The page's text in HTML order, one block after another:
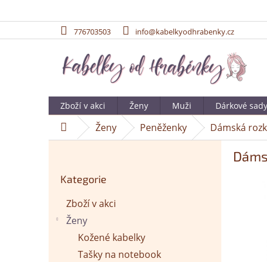
776703503 info@kabelkyodhrabenky.cz
Zboží v akci Ženy Muži Dárkové sady
DomůŽeny Peněženky Dámská
kategorie
Kategorie
Zboží v akci
Ženy
Kožené kabelky
Tašky na notebook